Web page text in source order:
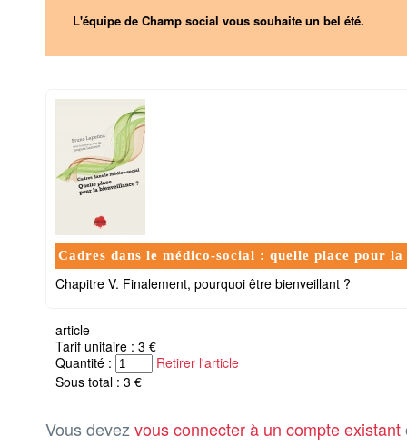
L'équipe de Champ social vous souhaite un bel été.
Cadres dans le médico-social : quelle place pour
Chapitre V. Finalement, pourquoi être bienveillant ?
article
Tarif unitaire : 3 €
Quantité :
Retirer l'article
Sous total : 3 €
Vous devez vous connecter à un compte existant